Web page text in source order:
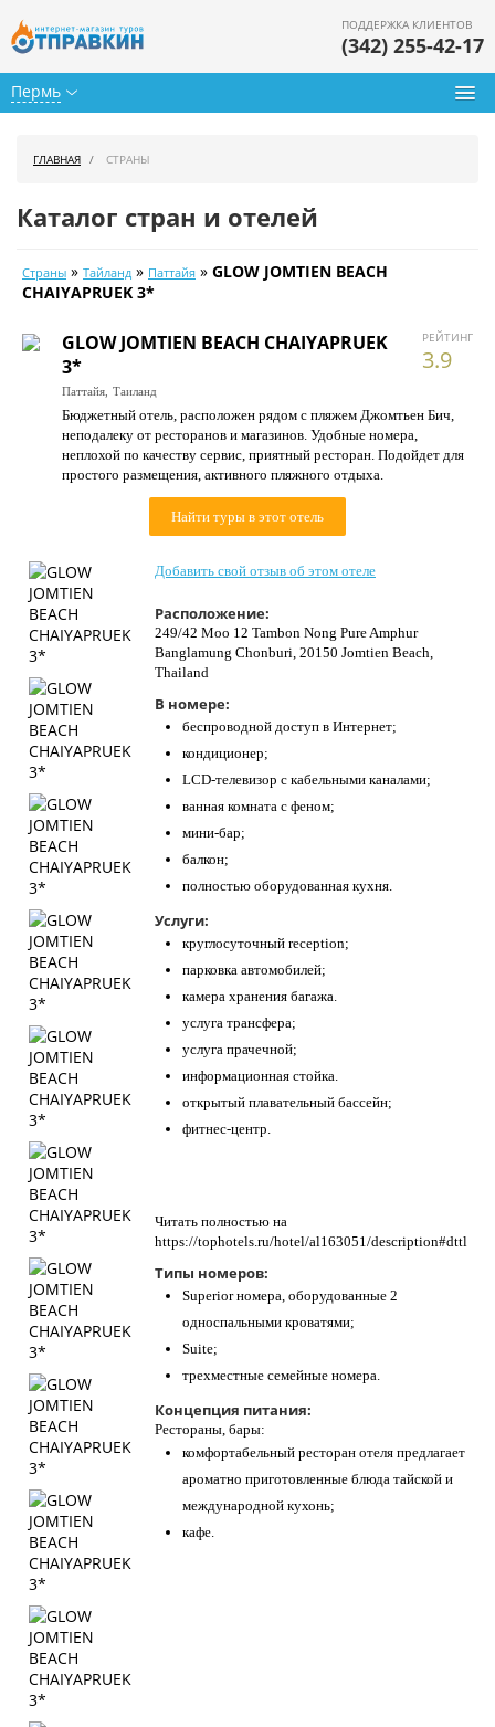
Пермь
ПОДДЕРЖКА КЛИЕНТОВ
(342) 255-42-17
Календарь туров
Цены дня
Страны
Как купить
О нас
ГЛАВНАЯ СТРАНЫ
Каталог стран и отелей
Страны » Тайланд » Паттайя » GLOW JOMTIEN BEACH
CHAIYAPRUEK 3*
РЕЙТИНГ
3.9
GLOW JOMTIEN BEACH CHAIYAPRUEK
3*
Паттайя, Таиланд
Бюджетный отель, расположен рядом с пляжем Джомтьен Бич,
неподалеку от ресторанов и магазинов. Удобные номера,
неплохой по качеству сервис, приятный ресторан. Подойдет для
простого размещения, активного пляжного отдыха.
Найти туры в этот отель
Добавить свой отзыв об этом отеле
Расположение:
249/42 Moo 12 Tambon Nong Pure Amphur
Banglamung Chonburi, 20150 Jomtien Beach,
Thailand
В номере:
беспроводной доступ в Интернет;
кондиционер;
LCD-телевизор с кабельными каналами;
ванная комната с феном;
мини-бар;
балкон;
полностью оборудованная кухня.
Услуги:
круглосуточный reception;
парковка автомобилей;
камера хранения багажа.
услуга трансфера;
услуга прачечной;
информационная стойка.
открытый плавательный бассейн;
фитнес-центр.
Читать полностью на
https://tophotels.ru/hotel/al163051/description#dttl
Типы номеров:
Superior номера, оборудованные 2
односпальными кроватями;
Suite;
трехместные семейные номера.
Концепция питания:
Рестораны, бары:
комфортабельный ресторан отеля предлагает
ароматно приготовленные блюда тайской и
международной кухонь;
кафе.